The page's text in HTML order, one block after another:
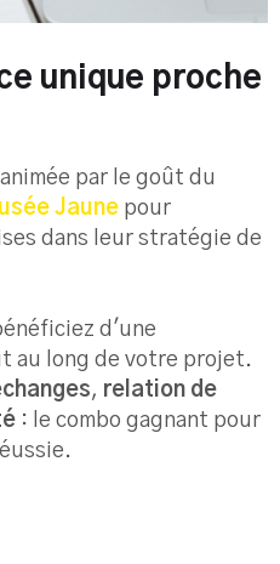
unique proche
par le goût du
Jaune pour
dans leur stratégie de
d'une
au long de votre projet.
, relation de
: le combo gagnant pour